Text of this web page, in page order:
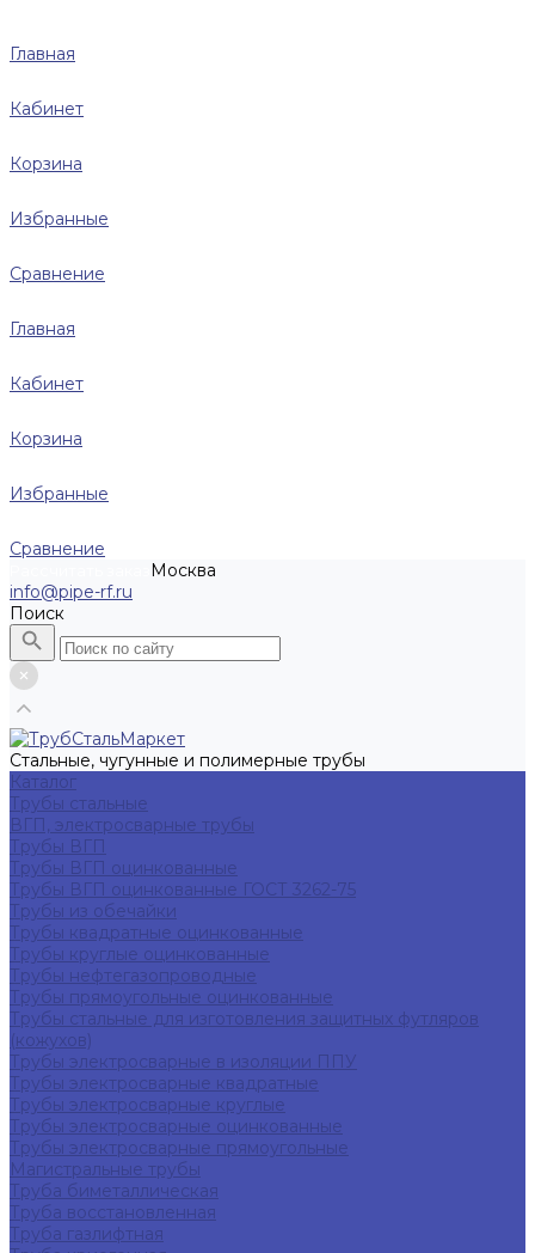
Главная
Кабинет
Корзина
Избранные
Сравнение
Главная
Кабинет
Корзина
Избранные
Сравнение
Москва
info@pipe-rf.ru
Поиск
Стальные, чугунные и полимерные трубы
Каталог
Трубы стальные
ВГП, электросварные трубы
Трубы ВГП
Трубы ВГП оцинкованные
Трубы ВГП оцинкованные ГОСТ 3262-75
Трубы из обечайки
Трубы квадратные оцинкованные
Трубы круглые оцинкованные
Трубы нефтегазопроводные
Трубы прямоугольные оцинкованные
Трубы стальные для изготовления защитных футляров
(кожухов)
Трубы электросварные в изоляции ППУ
Трубы электросварные квадратные
Трубы электросварные круглые
Трубы электросварные оцинкованные
Трубы электросварные прямоугольные
Магистральные трубы
Труба биметаллическая
Труба восстановленная
Труба газлифтная